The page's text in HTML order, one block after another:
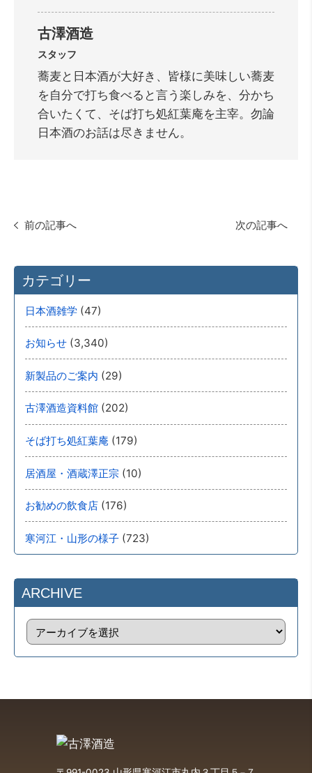
古澤酒造
スタッフ
蕎麦と日本酒が大好き、皆様に美味しい蕎麦
を自分で打ち食べると言う楽しみを、分かち
合いたくて、そば打ち処紅葉庵を主宰。勿論
日本酒のお話は尽きません。
前の記事へ 次の記事へ
カテゴリー
日本酒雑学 (47)
お知らせ (3,340)
新製品のご案内 (29)
古澤酒造資料館 (202)
そば打ち処紅葉庵 (179)
居酒屋・酒蔵澤正宗 (10)
お勧めの飲食店 (176)
寒河江・山形の様子 (723)
ARCHIVE